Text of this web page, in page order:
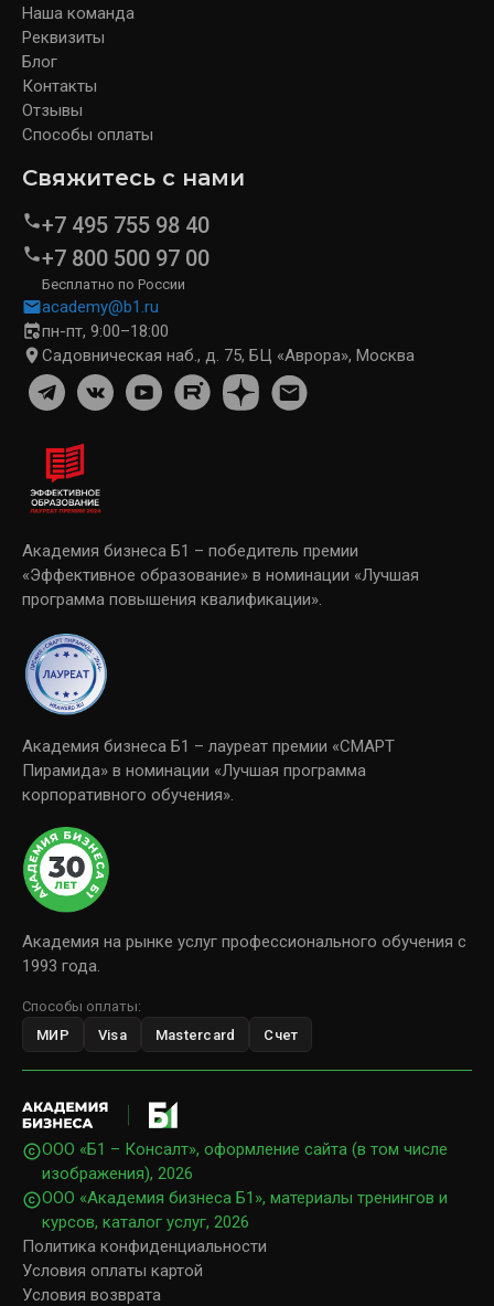
Наша команда
Реквизиты
Блог
Контакты
Отзывы
Способы оплаты
Свяжитесь с нами
+7 495 755 98 40
+7 800 500 97 00
Бесплатно по России
academy@b1.ru
пн-пт, 9:00–18:00
Садовническая наб., д. 75, БЦ «Аврора», Москва
Академия бизнеса Б1 – победитель премии
«Эффективное образование» в номинации «Лучшая
программа повышения квалификации».
Академия бизнеса Б1 – лауреат премии «СМАРТ
Пирамида» в номинации «Лучшая программа
корпоративного обучения».
Академия на рынке услуг профессионального обучения с
1993 года.
Способы оплаты:
МИР
Visa Mastercard Счет
ООО «Б1 – Консалт», оформление сайта (в том числе
изображения), 2026
ООО «Академия бизнеса Б1», материалы тренингов и
курсов, каталог услуг, 2026
Политика конфиденциальности
Условия оплаты картой
Условия возврата